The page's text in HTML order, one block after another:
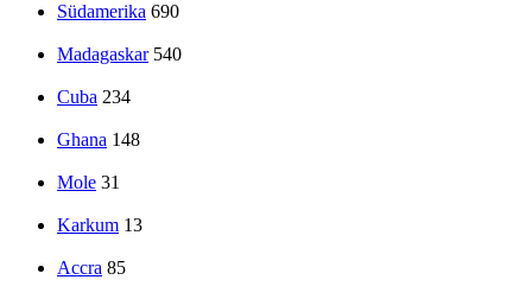
Südamerika 690
Madagaskar 540
Cuba 234
Ghana 148
Mole 31
Karkum 13
Accra 85